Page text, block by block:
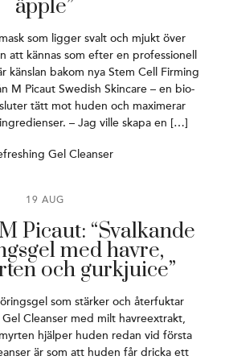
äpple”
som ligger svalt och mjukt över
att kännas som efter en professionell
känslan bakom nya Stem Cell Firming
M Picaut Swedish Skincare – en bio-
tätt mot huden och maximerar
– Jag ville skapa en […]
19 AUG
Picaut: “Svalkande
med havre,
och gurkjuice”
som stärker och återfuktar
Cleanser med milt havreextrakt,
hjälper huden redan vid första
är som att huden får dricka ett